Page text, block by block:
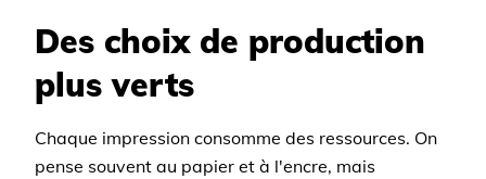
Des choix de production
plus verts
Chaque impression consomme des ressources. On
pense souvent au papier et à l'encre, mais